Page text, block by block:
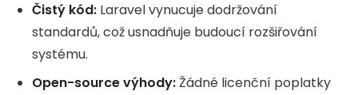
Čistý kód: Laravel vynucuje dodržování
standardů, což usnadňuje budoucí rozšiřování
systému.
Open-source výhody:Žádné licenční poplatky